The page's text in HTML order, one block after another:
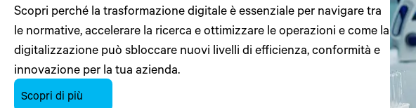
Scopri perché la trasformazione digitale è essenziale per navigare tra
le normative, accelerare la ricerca e ottimizzare le operazioni e come la
digitalizzazione può sbloccare nuovi livelli di efficienza, conformità e
innovazione per la tua azienda.
Scopri di più